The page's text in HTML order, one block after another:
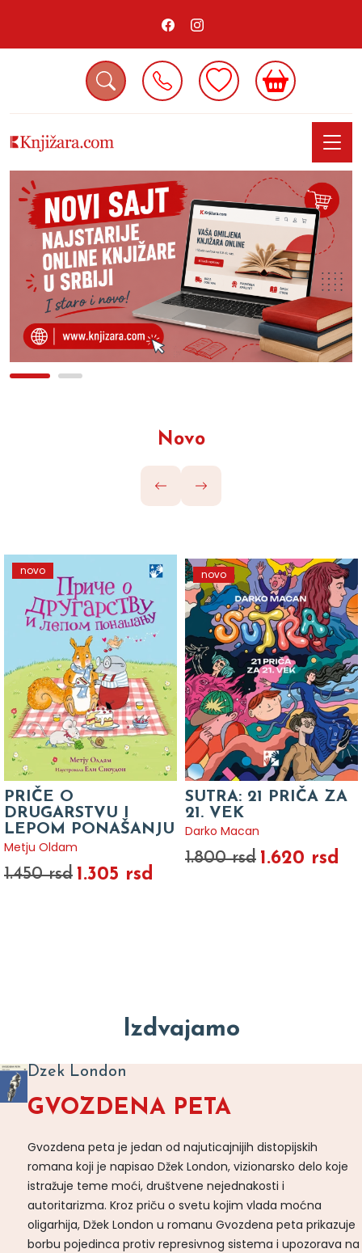
Novo
novo
PRIČE O
DRUGARSTVU I
LEPOM PONAŠANJU
Metju Oldam
1.450 rsd 1.305 rsd
novo
SUTRA: 21 PRIČA ZA
21. VEK
Darko Macan
1.800 rsd 1.620 rsd
Izdvajamo
Dzek London
GVOZDENA PETA
Gvozdena peta je jedan od najuticajnijih distopijskih
romana koji je napisao Džek London, vizionarsko delo koje
istražuje teme moći, društvene nejednakosti i
autoritarizma. Kroz priču o svetu kojim vlada moćna
oligarhija, Džek London u romanu Gvozdena peta prikazuje
borbu pojedinca protiv represivnog sistema i upozorava na